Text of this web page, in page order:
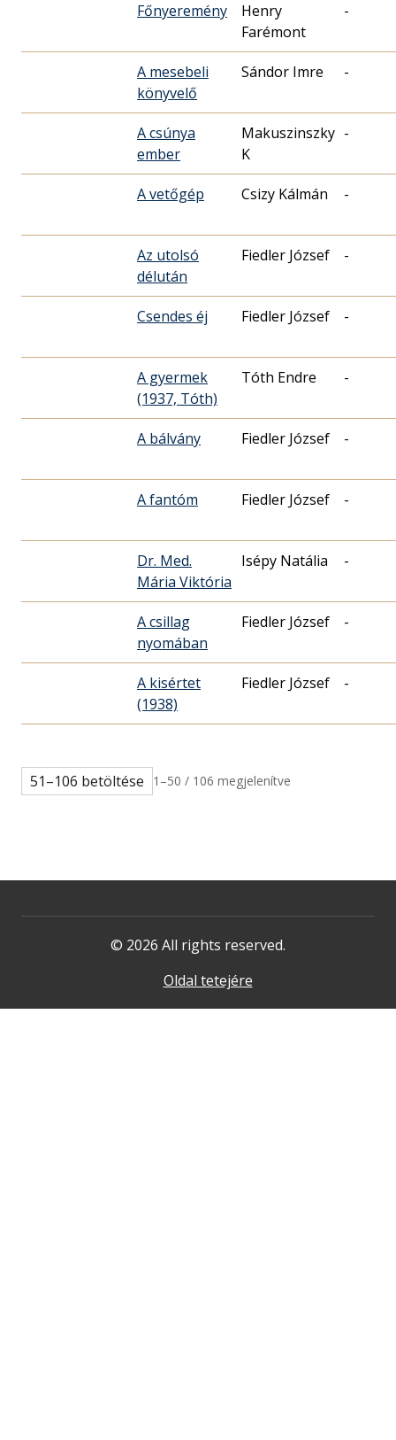
Főnyeremény
Henry
Farémont
-
A mesebeli
könyvelő
Sándor Imre -
A csúnya
ember
Makuszinszky
K
-
A vetőgép Csizy Kálmán -
Az utolsó
délután
Fiedler József -
Csendes éj Fiedler József -
A gyermek
(1937, Tóth)
Tóth Endre -
A bálvány Fiedler József -
A fantóm Fiedler József -
Dr. Med.
Mária Viktória
Isépy Natália -
A csillag
nyomában
Fiedler József -
A kisértet
(1938)
Fiedler József -
51–106 betöltése 1–50 / 106 megjelenítve
© 2026 All rights reserved.
Oldal tetejére